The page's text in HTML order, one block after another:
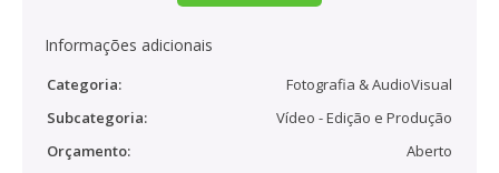
Informações adicionais
Categoria:
Fotografia & AudioVisual
Subcategoria:
Vídeo - Edição e Produção
Orçamento:
Aberto